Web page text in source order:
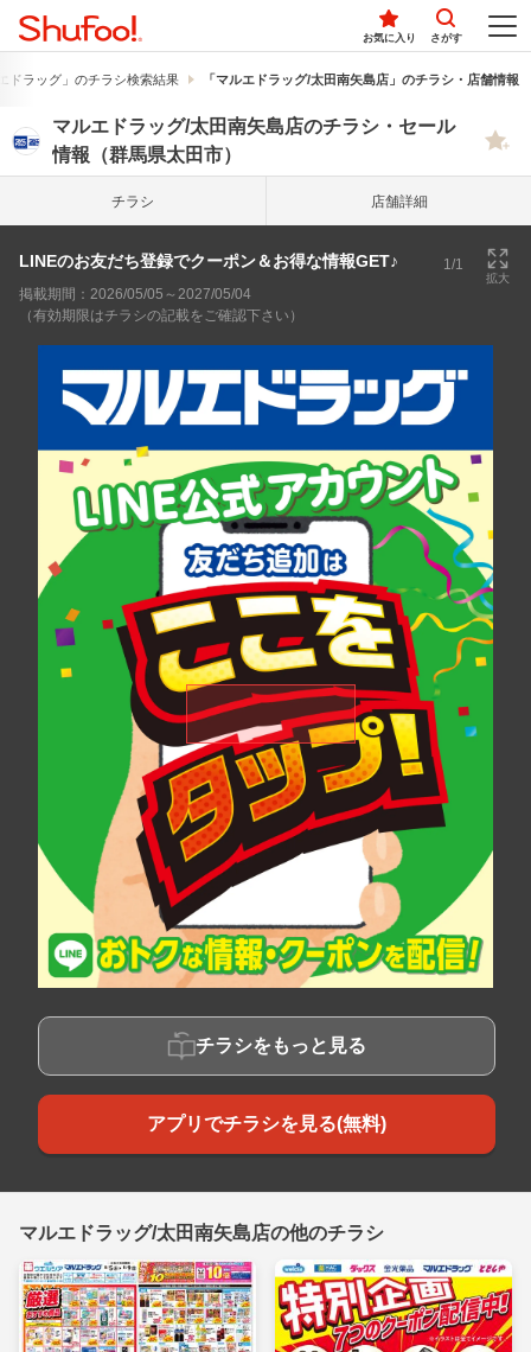
お気に入り さがす
ドラッグ」のチラシ検索結果 「マルエドラッグ/太田南矢島店」のチラシ・店舗情報
マルエドラッグ/太田南矢島店のチラシ・セール
情報（群馬県太田市）
チラシ 店舗詳細
LINEのお友だち登録でクーポン＆お得な情報GET♪ 1/1
拡大
掲載期間：2026/05/05～2027/05/04
（有効期限はチラシの記載をご確認下さい）
チラシをもっと見る
アプリでチラシを見る(無料)
マルエドラッグ/太田南矢島店の他のチラシ